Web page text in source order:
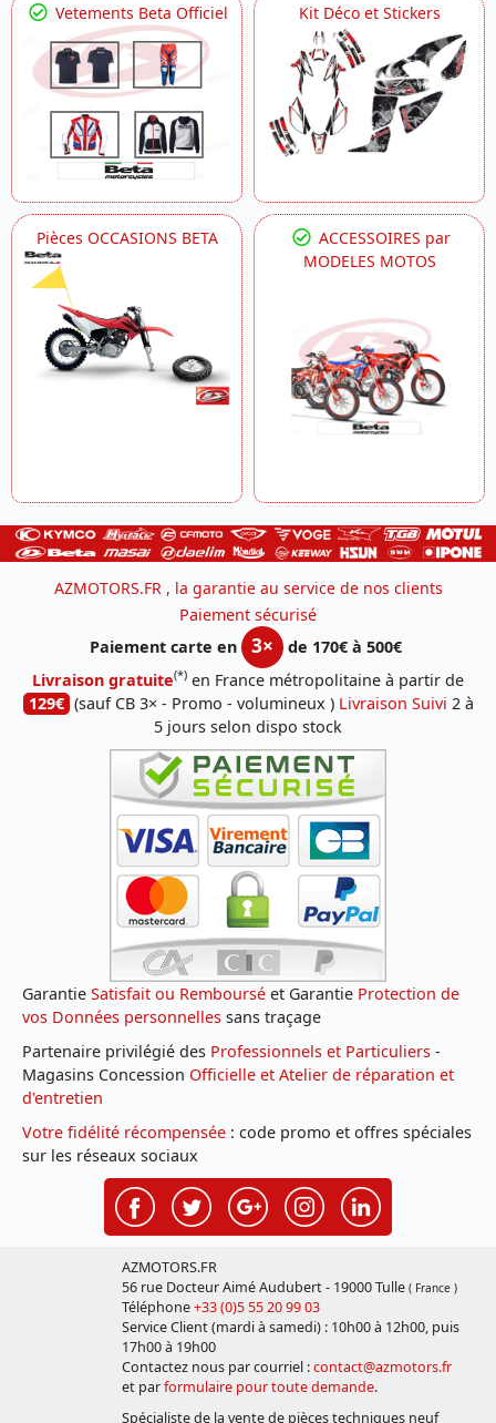
Vetements Beta Officiel Kit Déco et Stickers
Pièces OCCASIONS BETA
ACCESSOIRES par
MODELES MOTOS
AZMOTORS.FR , la garantie au service de nos clients
Paiement sécurisé
Paiement carte en
3×
de 170€ à 500€
Livraison gratuite(*) en France métropolitaine à partir de
129€ (sauf CB 3× - Promo - volumineux ) Livraison Suivi 2 à
5 jours selon dispo stock
Garantie Satisfait ou Remboursé et Garantie Protection de
vos Données personnelles sans traçage
Partenaire privilégié des Professionnels et Particuliers -
Magasins Concession Officielle et Atelier de réparation et
d'entretien
Votre fidélité récompensée : code promo et offres spéciales
sur les réseaux sociaux
AZMOTORS.FR
56 rue Docteur Aimé Audubert - 19000 Tulle ( France )
Téléphone+33 (0)5 55 20 99 03
Service Client (mardi à samedi) : 10h00 à 12h00, puis
17h00 à 19h00
Contactez nous par courriel :contact@azmotors.fr
et parformulaire pour toute demande.
Spécialiste de la vente de pièces techniques neuf